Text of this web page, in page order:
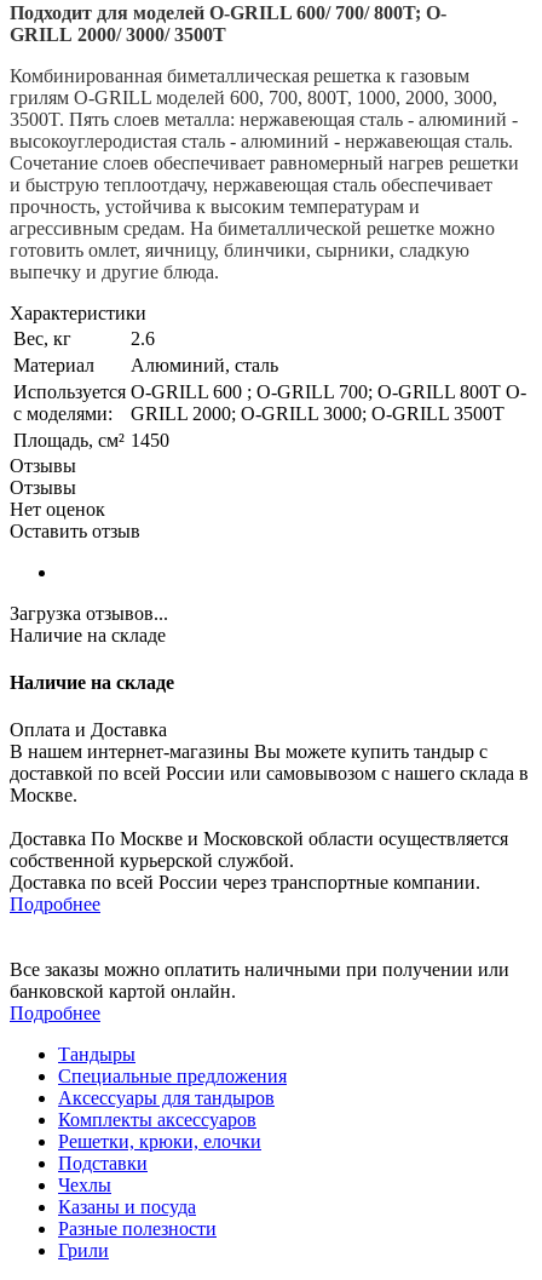
Подходит для моделей O-GRILL 600/ 700/ 800T; O-
GRILL 2000/ 3000/ 3500T
Комбинированная биметаллическая решетка к газовым
грилям O-GRILL моделей 600, 700, 800T, 1000, 2000, 3000,
3500T. Пять слоев металла: нержавеющая сталь - алюминий -
высокоуглеродистая сталь - алюминий - нержавеющая сталь.
Сочетание слоев обеспечивает равномерный нагрев решетки
и быструю теплоотдачу, нержавеющая сталь обеспечивает
прочность, устойчива к высоким температурам и
агрессивным средам. На биметаллической решетке можно
готовить омлет, яичницу, блинчики, сырники, сладкую
выпечку и другие блюда.
Характеристики
Вес, кг
2.6
Материал
Алюминий, сталь
Используется
с моделями:
O-GRILL 600 ; O-GRILL 700; O-GRILL 800T O-
GRILL 2000; O-GRILL 3000; O-GRILL 3500T
Площадь, см² 1450
Отзывы
Отзывы
Нет оценок
Оставить отзыв
Загрузка отзывов...
Наличие на складе
Наличие на складе
Оплата и Доставка
В нашем интернет-магазины Вы можете купить тандыр с
доставкой по всей России или самовывозом с нашего склада в
Москве.
Доставка По Москве и Московской области осуществляется
собственной курьерской службой.
Доставка по всей России через транспортные компании.
Подробнее
Все заказы можно оплатить наличными при получении или
банковской картой онлайн.
Подробнее
Тандыры
Специальные предложения
Аксессуары для тандыров
Комплекты аксессуаров
Решетки, крюки, елочки
Подставки
Чехлы
Казаны и посуда
Разные полезности
Грили